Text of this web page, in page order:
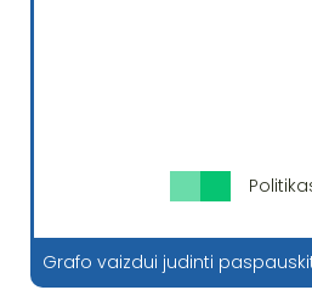
Grafo vaizdui judinti